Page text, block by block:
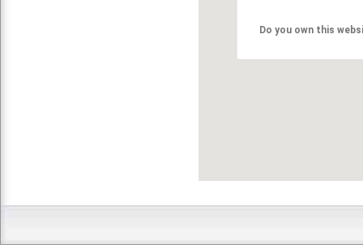
Do you own this